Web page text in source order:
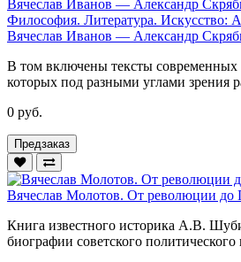
Философия. Литература.
Вячеслав Иванов — Александр
В том включены тексты современных
которых под разными углами зрения
0 руб.
Предзаказ
Вячеслав Молотов. От революции до
Книга известного историка А.В.
биографии советского политического